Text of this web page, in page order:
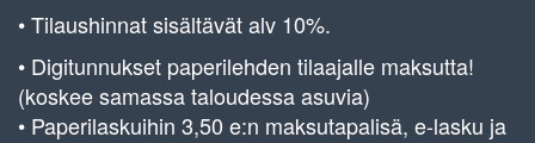
• Tilaushinnat sisältävät alv 10%.
• Digitunnukset paperilehden tilaajalle maksutta!
(koskee samassa taloudessa asuvia)
• Paperilaskuihin 3,50 e:n maksutapalisä, e-lasku ja